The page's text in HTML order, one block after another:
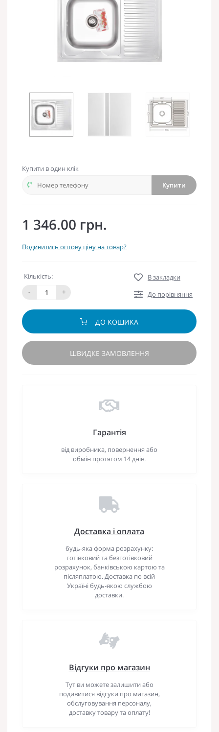
Купити в один клік
Купити
1 346.00 грн.
Подивитись оптову ціну на товар?
Кількість:
-
+
В закладки
До порівняння
ДО КОШИКА
ШВИДКЕ ЗАМОВЛЕННЯ
Гарантія
від виробника, повернення або
обмін протягом 14 днів.
Доставка і оплата
будь-яка форма розрахунку:
готівковий та безготівковий
розрахунок, банківською картою та
післяплатою. Доставка по всій
Україні будь-якою службою
доставки.
Відгуки про магазин
Тут ви можете залишити або
подивитися відгуки про магазин,
обслуговування персоналу,
доставку товару та оплату!